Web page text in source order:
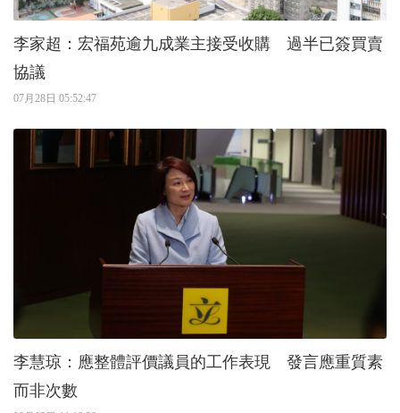
李家超：宏福苑逾九成業主接受收購 過半已簽買賣
協議
07月28日 05:52:47
李慧琼：應整體評價議員的工作表現 發言應重質素
而非次數